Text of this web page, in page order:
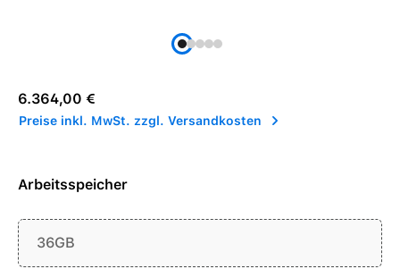
Regulärer Preis:
6.364,00 €
Preise inkl. MwSt. zzgl. Versandkosten
Arbeitsspeicher
36GB